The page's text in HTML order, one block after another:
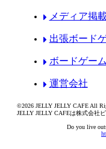
メディア掲
出張ボード
ボードゲー
運営会社
©2026 JELLY JELLY CAFE All
JELLY JELLY CAFEは株式会社
Do you live